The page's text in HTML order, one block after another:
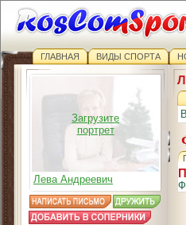
ГЛАВНАЯ ВИДЫ СПОРТА
Загрузите
портрет
Лева Андреевич